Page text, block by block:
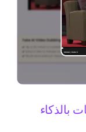
بالذكاء